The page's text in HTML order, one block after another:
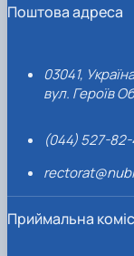
Поштова адреса
03041,
вул. Героїв
(044) 527-
Приймальна